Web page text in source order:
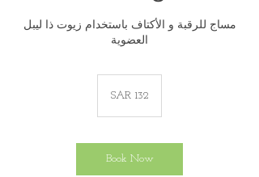
مساج للرقبة و الأكتاف باستخدام زيوت ذا ليبل
العضوية
riyalsSAR 132
Book Now